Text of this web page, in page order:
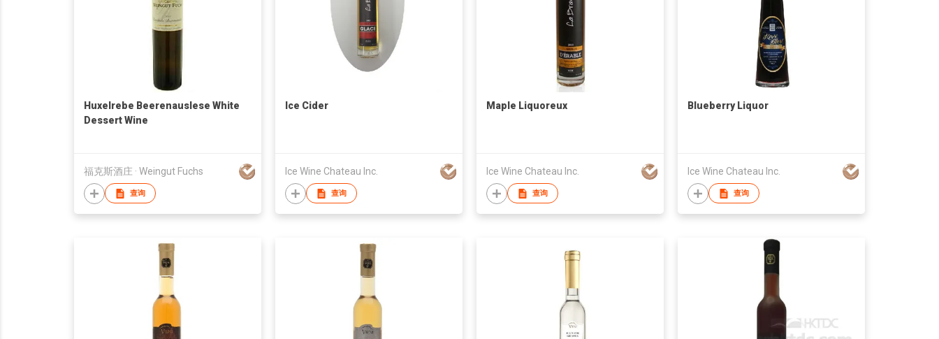
Huxelrebe Beerenauslese White
Dessert Wine
福克斯酒庄 · Weingut Fuchs
查询
Ice Cider
Ice Wine Chateau Inc.
查询
Maple Liquoreux
Ice Wine Chateau Inc.
查询
Blueberry Liquor
Ice Wine Chateau Inc.
查询